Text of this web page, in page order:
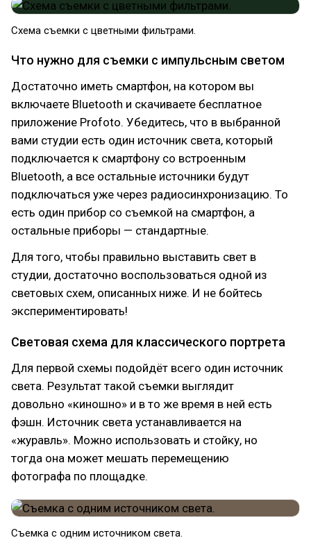
Схема съемки с цветными фильтрами.
Что нужно для съемки с импульсным светом
Достаточно иметь смартфон, на котором вы
включаете Bluetooth и скачиваете бесплатное
приложение Profoto. Убедитесь, что в выбранной
вами студии есть один источник света, который
подключается к смартфону со встроенным
Bluetooth, а все остальные источники будут
подключаться уже через радиосинхронизацию. То
есть один прибор со съемкой на смартфон, а
остальные приборы — стандартные.
Для того, чтобы правильно выставить свет в
студии, достаточно воспользоваться одной из
световых схем, описанных ниже. И не бойтесь
экспериментировать!
Световая схема для классического портрета
Для первой схемы подойдёт всего один источник
света. Результат такой съемки выглядит
довольно «киношно» и в то же время в ней есть
фэшн. Источник света устанавливается на
«журавль». Можно использовать и стойку, но
тогда она может мешать перемещению
фотографа по площадке.
Съемка с одним источником света.